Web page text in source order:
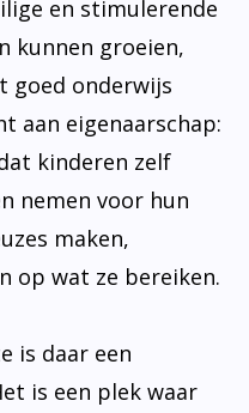
en stimulerende
kunnen groeien,
goed onderwijs
aan eigenaarschap:
kinderen zelf
nemen voor hun
maken,
op wat ze bereiken.
is daar een
is een plek waar